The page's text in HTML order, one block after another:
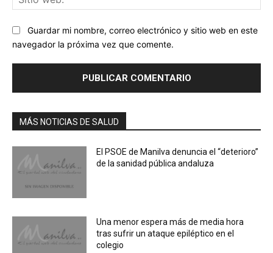
Guardar mi nombre, correo electrónico y sitio web en este
navegador la próxima vez que comente.
MÁS NOTICIAS DE SALUD
El PSOE de Manilva denuncia el “deterioro”
de la sanidad pública andaluza
Una menor espera más de media hora
tras sufrir un ataque epiléptico en el
colegio